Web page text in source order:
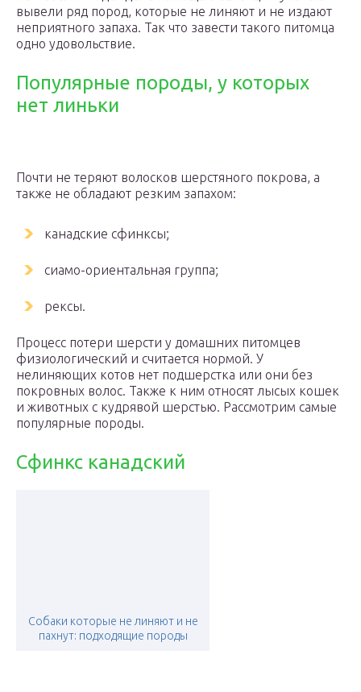
вывели ряд пород, которые не линяют и не издают
неприятного запаха. Так что завести такого питомца
одно удовольствие.
Популярные породы, у которых
нет линьки
Почти не теряют волосков шерстяного покрова, а
также не обладают резким запахом:
канадские сфинксы;
сиамо-ориентальная группа;
рексы.
Процесс потери шерсти у домашних питомцев
физиологический и считается нормой. У
нелиняющих котов нет подшерстка или они без
покровных волос. Также к ним относят лысых кошек
и животных с кудрявой шерстью. Рассмотрим самые
популярные породы.
Сфинкс канадский
Собаки которые не линяют и не
пахнут: подходящие породы